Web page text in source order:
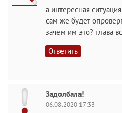
а интересная
сам же будет
зачем им это? глава
Ответить
Задолбала!
06.08.2020 17:33